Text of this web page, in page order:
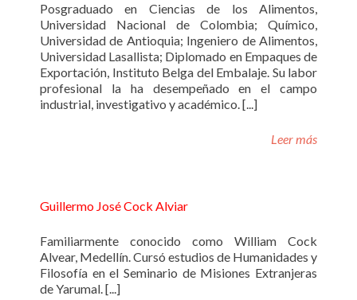
Posgraduado en Ciencias de los Alimentos,
Universidad Nacional de Colombia; Químico,
Universidad de Antioquia; Ingeniero de Alimentos,
Universidad Lasallista; Diplomado en Empaques de
Exportación, Instituto Belga del Embalaje. Su labor
profesional la ha desempeñado en el campo
industrial, investigativo y académico. [...]
Leer más
Guillermo José Cock Alviar
Familiarmente conocido como William Cock
Alvear, Medellín. Cursó estudios de Humanidades y
Filosofía en el Seminario de Misiones Extranjeras
de Yarumal. [...]